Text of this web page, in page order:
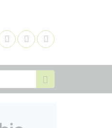
FacebookYoutubeLinkedin